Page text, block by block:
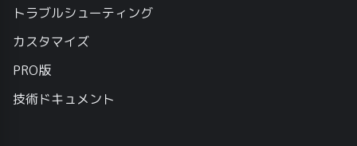
トラブルシューティング
カスタマイズ
PRO版
技術ドキュメント